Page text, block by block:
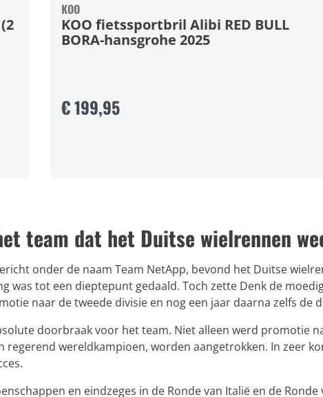
KOO
KOO fietssportbril Alibi RED BULL
BORA-hansgrohe 2025
€ 199,95
team dat het Duitse wielrennen
onder de naam Team NetApp, bevond het Duitse
was tot een dieptepunt gedaald. Toch zette Denk de
naar de tweede divisie en nog een jaar daarna zelfs de
doorbraak voor het team. Niet alleen werd promotie
regerend wereldkampioen, worden aangetrokken. In zeer
en eindzeges in de Ronde van Italië en de